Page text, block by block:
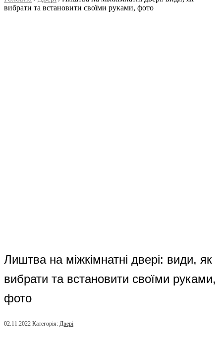
вибрати та встановити своїми руками, фото
Лиштва на міжкімнатні двері: види, як
вибрати та встановити своїми руками,
фото
02.11.2022 Категорія: Двері